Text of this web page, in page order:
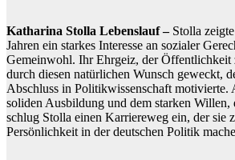
Katharina Stolla Lebenslauf – Stolla
Jahren ein starkes Interesse an sozialer
Gemeinwohl. Ihr Ehrgeiz, der Öffentlichkeit
durch diesen natürlichen Wunsch geweckt,
Abschluss in Politikwissenschaft motivierte.
soliden Ausbildung und dem starken Willen,
schlug Stolla einen Karriereweg ein, der sie
Persönlichkeit in der deutschen Politik